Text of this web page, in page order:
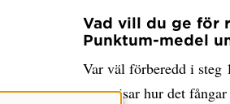
Vad vill du ge för
Punktum-medel
Var väl förberedd i steg
som visar hur det